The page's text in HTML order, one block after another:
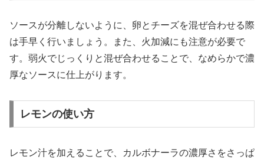
ソースが分離しないように、卵とチーズを混ぜ合わせる際
は手早く行いましょう。また、火加減にも注意が必要で
す。弱火でじっくりと混ぜ合わせることで、なめらかで濃
厚なソースに仕上がります。
レモンの使い方
レモン汁を加えることで、カルボナーラの濃厚さをさっぱ